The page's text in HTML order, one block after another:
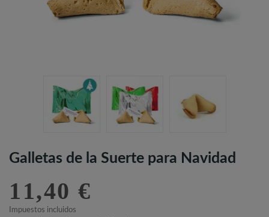
Galletas de la Suerte para Navidad
11,40 €
Impuestos incluidos